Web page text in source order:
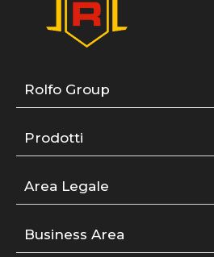
Rolfo Group
Prodotti
Area Legale
Business Area